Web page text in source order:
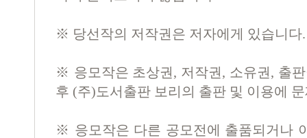
※ 당선작의 저작권은 저자에게 있습니다.
※ 응모작은 초상권, 저작권, 소유권, 출
후 (주)도서출판 보리의 출판 및 이용에
※ 응모작은 다른 공모전에 출품되거나